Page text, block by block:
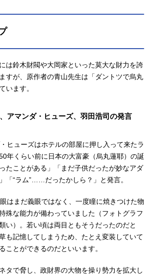
は鈴木財閥や大岡家といった莫大な財力を誇
すが、原作者の青山先生は「ダントツで烏丸
います。
アマンダ・ヒューズ、羽田浩司の発言
ヒューズはホテルの部屋に押し入って来たラ
年くらい前に日本の大富豪（烏丸蓮耶）の誕
たことがある」「まだ子供だったが妙なアダ
「“ラム”……だったかしら？」と発言。
はまだ義眼ではなく、一度瞳に焼きつけた物
殊な能力が備わっていました（フォトグラフ
い）。若い頃は両目ともそうだったのだと
も記憶してしまうため、たとえ変装していて
ことができるのだといいます。
タで脅し、政財界の大物を操り勢力を拡大し